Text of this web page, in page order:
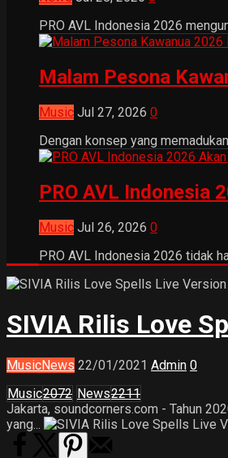
PRO AVL Indonesia 2026
Malam Pesona
Music Jul 27, 2026 0
Dengan konsep yang
PRO AVL Indonesia
Music Jul 26, 2026 0
PRO AVL Indonesia 2026 tidak
SIVIA Rilis Love
MusicNews 22/01/2021 Admin 0
Music2072 News2211
Jakarta, soundcorners.com - Tahun
yang...